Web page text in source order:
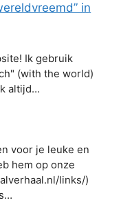
in
Ik gebruik
(with the world)
altijd…
voor je leuke en
hem op onze
links/)